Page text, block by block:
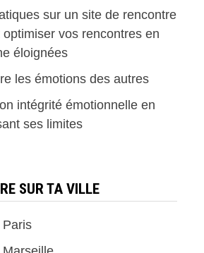
sur un site de rencontre
optimiser vos rencontres en
éloignées
les émotions des autres
intégrité émotionnelle en
ses limites
SUR TA VILLE
Paris